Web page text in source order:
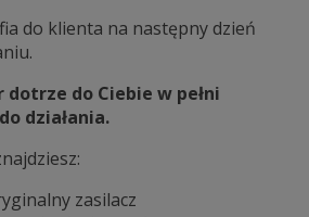
do klienta na następny dzień
do Ciebie w pełni
działania.
zasilacz